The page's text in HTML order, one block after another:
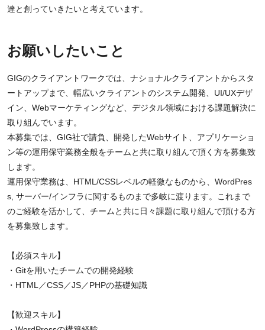
達と創っていきたいと考えています。
お願いしたいこと
GIGのクライアントワークでは、ナショナルクライアントからスタ
ートアップまで、幅広いクライアントのシステム開発、UI/UXデザ
イン、Webマーケティングなど、デジタル領域における課題解決に
取り組んでいます。
本募集では、GIG社で請負、開発したWebサイト、アプリケーショ
ン等の運用保守業務全般をチームと共に取り組んで頂く方を募集致
します。
運用保守業務は、HTML/CSSレベルの軽微なものから、WordPres
s, サーバー/インフラに関するものまで多岐に渡ります。これまで
のご経験を活かして、チームと共に日々課題に取り組んで頂ける方
を募集致します。
【必須スキル】
・Gitを用いたチームでの開発経験
・HTML／CSS／JS／PHPの基礎知識
【歓迎スキル】